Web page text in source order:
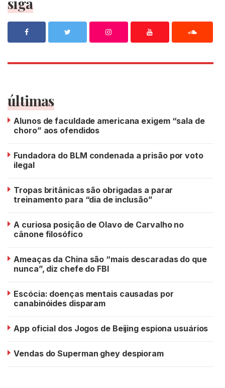
últimas
Alunos de faculdade americana exigem “sala de
choro” aos ofendidos
Fundadora do BLM condenada a prisão por voto
ilegal
Tropas britânicas são obrigadas a parar
treinamento para “dia de inclusão”
A curiosa posição de Olavo de Carvalho no
cânone filosófico
Ameaças da China são “mais descaradas do que
nunca”, diz chefe do FBI
Escócia: doenças mentais causadas por
canabinóides disparam
App oficial dos Jogos de Beijing espiona usuários
Vendas do Superman ghey despioram